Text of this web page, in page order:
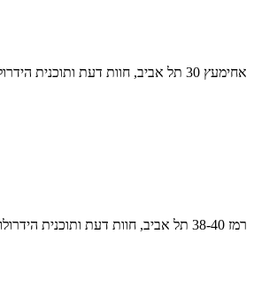
אחימעץ 30 תל אביב, חוות דעת ותוכנית הידרולוגית לניהול מי גר
רמז 38-40 תל אביב, חוות דעת ותוכנית הידרולוגית לניהול מי נגר